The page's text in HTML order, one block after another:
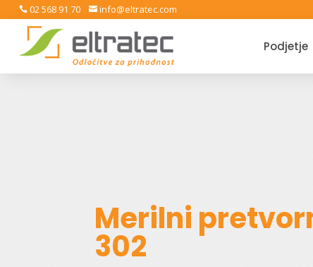
02 568 91 70 info@eltratec.com
Podjetje
Merilni
302